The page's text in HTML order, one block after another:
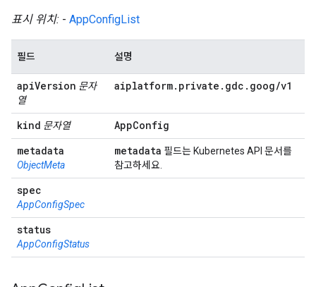
표시 위치: - AppConfigList
필드 설명
apiVersion 문자
열
aiplatform. private . gdc . goog/v1
kind 문자열 AppConfig
metadata
ObjectMeta
metadata 필드는 Kubernetes API 문서를
참고하세요.
spec
AppConfigSpec
status
AppConfigStatus